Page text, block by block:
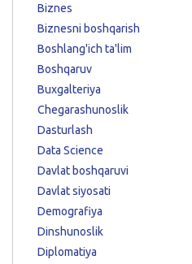
Biznes
Biznesni boshqarish
Boshlang'ich ta'lim
Boshqaruv
Buxgalteriya
Chegarashunoslik
Dasturlash
Data Science
Davlat boshqaruvi
Davlat siyosati
Demografiya
Dinshunoslik
Diplomatiya